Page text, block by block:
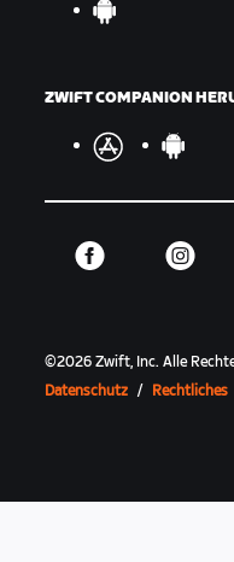
ZWIFT COMPANION
©2026 Zwift, Inc.Alle
Datenschutz / Rechtliches